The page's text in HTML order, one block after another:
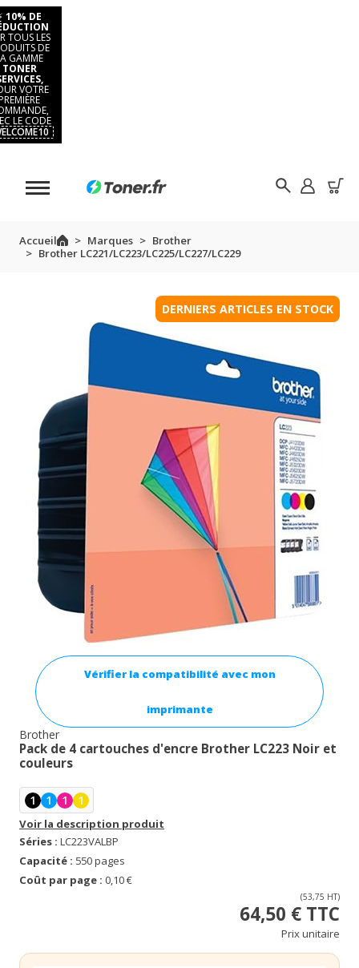
10% DE
TOUS LES
DE
GAMME
TONER
VOTRE
LE CODE
Accueil Marques
Brother
Brother LC221/LC223/LC225/LC227/LC229
DERNIERS ARTICLES EN STOCK
Vérifier la compatibilité avec mon
imprimante
Brother
Pack de 4 cartouches d'encre Brother LC223 Noir et
couleurs
1 1 1 1
Voir la description produit
Séries : LC223VALBP
Capacité : 550 pages
Coût par page : 0,10 €
(53,75 HT)
64,50 € TTC
Prix unitaire